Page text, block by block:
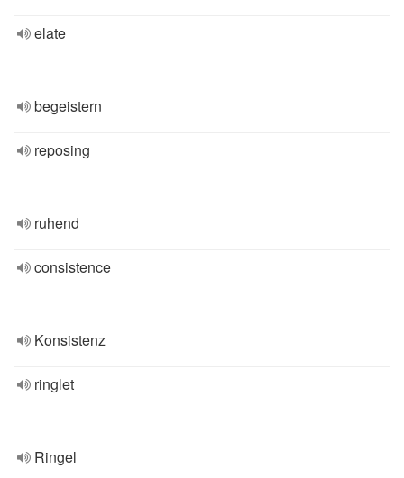
elate
begeistern
reposing
ruhend
consistence
Konsistenz
ringlet
Ringel